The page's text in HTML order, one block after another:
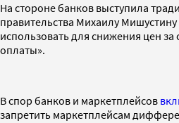
На стороне банков выступила
правительства Михаилу
использовать для снижения цен
оплаты».
В спор банков и маркетплейсов
запретить маркетплейсам